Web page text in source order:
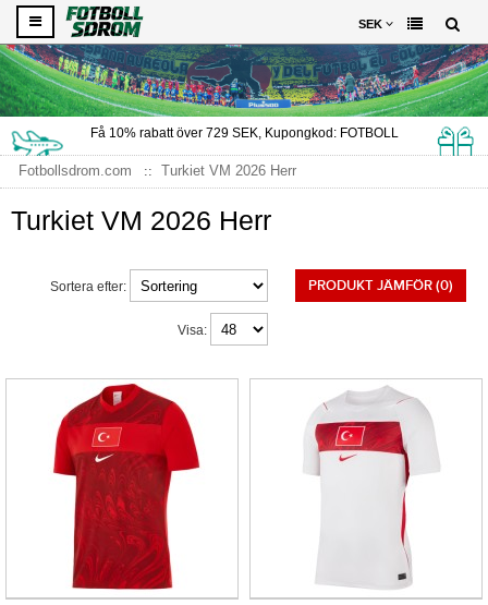
SEK
Få 10%rabatt över 729SEK, Kupongkod: FOTBOLL
Fotbollsdrom.com Turkiet VM 2026 Herr
Turkiet VM 2026 Herr
PRODUKT JÄMFÖR (0)
Sortera efter:
Visa: